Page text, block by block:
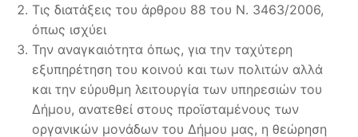
Τις διατάξεις του άρθρου 88 του Ν. 3463/2006,
όπως ισχύει
Την αναγκαιότητα όπως, για την ταχύτερη
εξυπηρέτηση του κοινού και των πολιτών αλλά
και την εύρυθμη λειτουργία των υπηρεσιών του
Δήμου, ανατεθεί στους προϊσταμένους των
οργανικών μονάδων του Δήμου μας, η θεώρηση